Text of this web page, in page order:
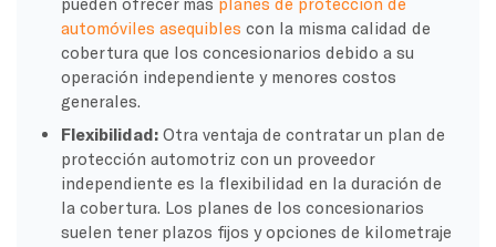
automóviles asequibles con la misma calidad de
cobertura que los concesionarios debido a su
operación independiente y menores costos
generales.
Flexibilidad: Otra ventaja de contratar un plan de
protección automotriz con un proveedor
independiente es la flexibilidad en la duración de
la cobertura. Los planes de los concesionarios
suelen tener plazos fijos y opciones de kilometraje